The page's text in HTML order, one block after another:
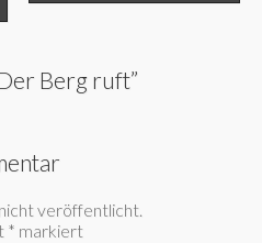
Berg ruft”
veröffentlicht.
* markiert